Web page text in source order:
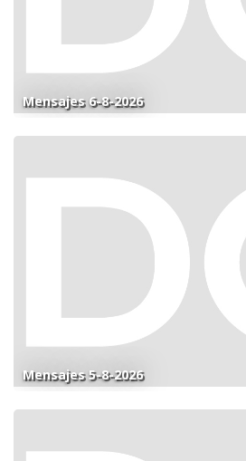
Mensajes 6-8-2026
Mensajes 5-8-2026